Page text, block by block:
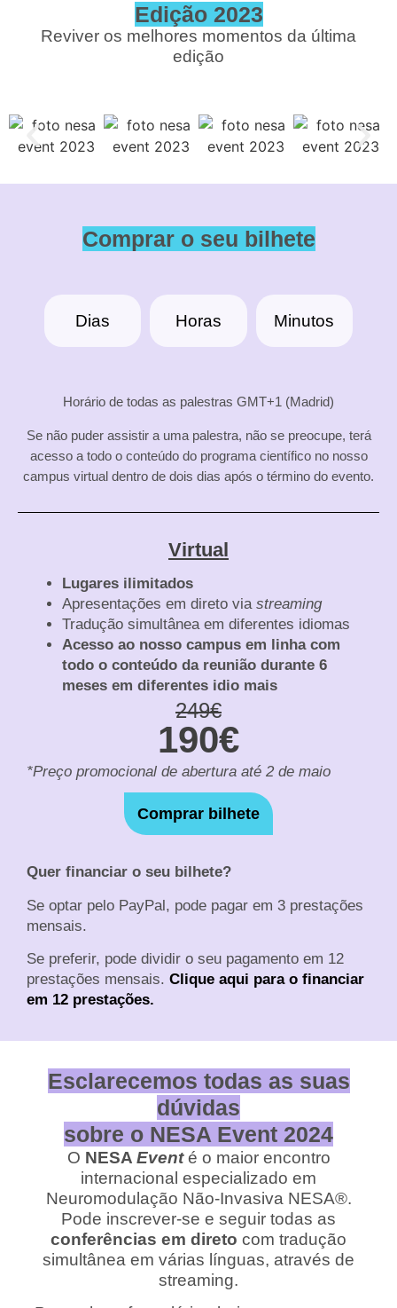
Edição 2023
Reviver os melhores momentos da última
edição
Comprar o seu bilhete
Dias Horas Minutos
Horário de todas as palestras GMT+1 (Madrid)
Se não puder assistir a uma palestra, não se preocupe, terá
acesso a todo o conteúdo do programa científico no nosso
campus virtual dentro de dois dias após o término do evento.
Virtual
Lugares ilimitados
Apresentações em direto via streaming
Tradução simultânea em diferentes idiomas
Acesso ao nosso campus em linha com
todo o conteúdo da reunião durante 6
meses em diferentes idio mais
249€
190€
*Preço promocional de abertura até 2 de maio
Comprar bilhete
Quer financiar o seu bilhete?
Se optar pelo PayPal, pode pagar em 3 prestações
mensais.
Se preferir, pode dividir o seu pagamento em 12
prestações mensais. Clique aqui para o financiar
em 12 prestações.
Esclarecemos todas as suas
dúvidas
sobre o NESA Event 2024
O NESA Eventé o maior encontro
internacional especializado em
Neuromodulação Não-Invasiva NESA®.
Pode inscrever-se e seguir todas as
conferências em direto com tradução
simultânea em várias línguas, através de
streaming.